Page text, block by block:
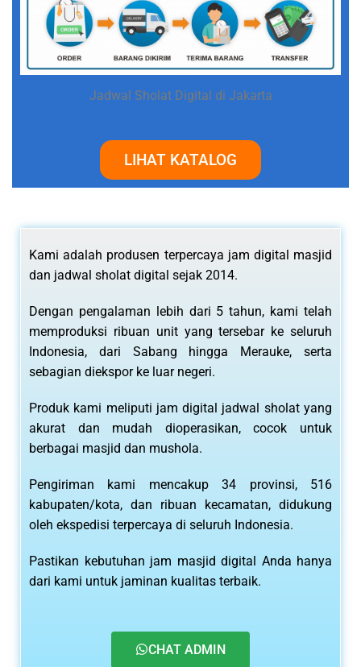
Jadwal Sholat Digital di Jakarta
LIHAT KATALOG
Kami adalah produsen terpercaya jam digital masjid
dan jadwal sholat digital sejak 2014.
Dengan pengalaman lebih dari 5 tahun, kami telah
memproduksi ribuan unit yang tersebar ke seluruh
Indonesia, dari Sabang hingga Merauke, serta
sebagian diekspor ke luar negeri.
Produk kami meliputi jam digital jadwal sholat yang
akurat dan mudah dioperasikan, cocok untuk
berbagai masjid dan mushola.
Pengiriman kami mencakup 34 provinsi, 516
kabupaten/kota, dan ribuan kecamatan, didukung
oleh ekspedisi terpercaya di seluruh Indonesia.
Pastikan kebutuhan jam masjid digital Anda hanya
dari kami untuk jaminan kualitas terbaik.
CHAT ADMIN